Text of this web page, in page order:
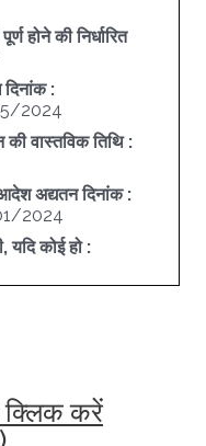
होने की निर्धारित
:
2024
की वास्तविक तिथि :
अद्यतन दिनांक :
2024
यदि कोई हो :
क्लिक करें